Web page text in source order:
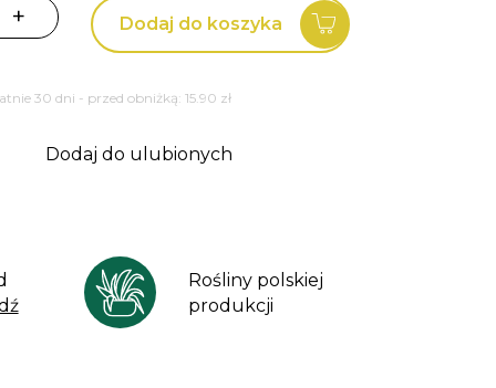
+ Dodaj do koszyka
30 dni - przed obniżką: 15.90 zł
Dodaj do ulubionych
Rośliny polskiej
produkcji